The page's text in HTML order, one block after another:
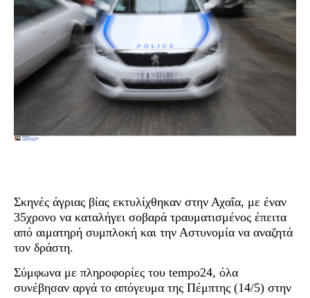
Σκηνές άγριας βίας εκτυλίχθηκαν στην Αχαΐα, με έναν
35χρονο να καταλήγει σοβαρά τραυματισμένος έπειτα
από αιματηρή συμπλοκή και την Αστυνομία να αναζητά
τον δράστη.
Σύμφωνα με πληροφορίες του tempo24, όλα
συνέβησαν αργά το απόγευμα της Πέμπτης (14/5) στην